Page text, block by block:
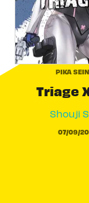
PIKA
Triage
Shouji
07/09/